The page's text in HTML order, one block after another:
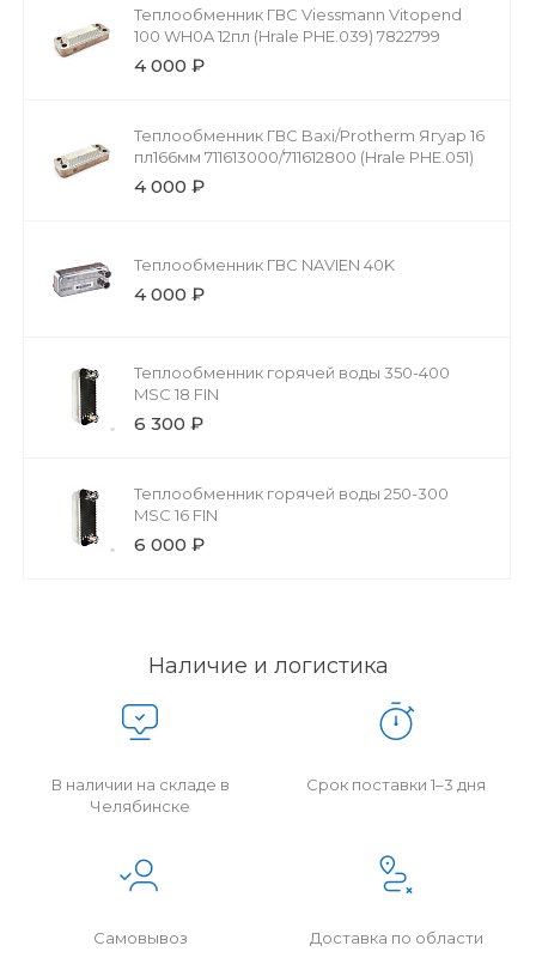
Теплообменник ГВС Viessmann Vitopend
100 WH0A 12пл (Hrale PHE.039) 7822799
4 000 ₽
Теплообменник ГВС Baxi/Protherm Ягуар 16
пл166мм 711613000/711612800 (Hrale PHE.051)
4 000 ₽
Теплообменник ГВС NAVIEN 40K
4 000 ₽
Теплообменник горячей воды 350-400
MSC 18 FIN
6 300 ₽
Теплообменник горячей воды 250-300
MSC 16 FIN
6 000 ₽
Наличие и логистика
В наличии на складе в
Челябинске
Срок поставки 1–3 дня
Самовывоз Доставка по области